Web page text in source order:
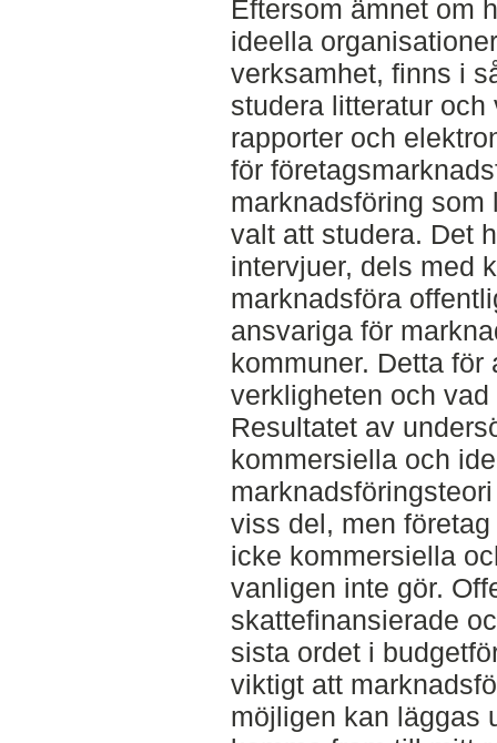
Eftersom ämnet om
ideella
verksamhet, finns i
studera litteratur
rapporter och
för
marknadsföring som
valt att studera. Det
intervjuer, dels med
marknadsföra
ansvariga för
kommuner. Detta för
verkligheten och
Resultatet av
kommersiella och
viss del, men
icke kommersiella
vanligen inte gör.
skattefinansierade
sista ordet i
viktigt att
möjligen kan läggas